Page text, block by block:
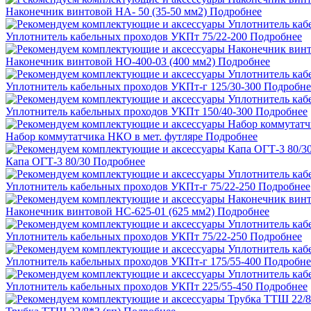
Наконечник винтовой НА- 50 (35-50 мм2) Подробнее
Уплотнитель кабельных проходов УКПт 75/22-200 Подробнее
Наконечник винтовой НО-400-03 (400 мм2) Подробнее
Уплотнитель кабельных проходов УКПт-г 125/30-300
Уплотнитель кабельных проходов УКПт 150/40-300 Подробнее
Набор коммутатчика НКО в мет. футляре Подробнее
Капа ОГТ-3 80/30 Подробнее
Уплотнитель кабельных проходов УКПт-г 75/22-250 Подробнее
Наконечник винтовой НС-625-01 (625 мм2) Подробнее
Уплотнитель кабельных проходов УКПт 75/22-250 Подробнее
Уплотнитель кабельных проходов УКПт-г 175/55-400
Уплотнитель кабельных проходов УКПт 225/55-450 Подробнее